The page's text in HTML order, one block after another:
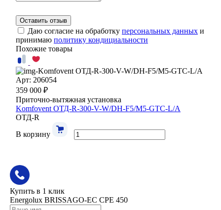
Оставить отзыв
Даю согласие на обработку персональных данных и
принимаю политику кондициальности
Похожие товары
Арт: 206054
359 000 ₽
Приточно-вытяжная установка
Komfovent ОТД-R-300-V-W/DH-F5/M5-GTC-L/A
ОТД-R
В корзину
Купить в 1 клик
Energolux BRISSAGO-EC CPE 450